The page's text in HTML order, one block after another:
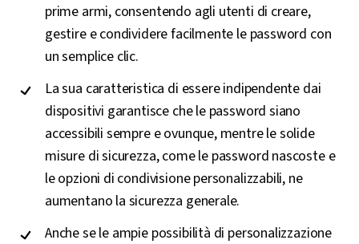
prime armi, consentendo agli utenti di creare,
gestire e condividere facilmente le password con
un semplice clic.
La sua caratteristica di essere indipendente dai
dispositivi garantisce che le password siano
accessibili sempre e ovunque, mentre le solide
misure di sicurezza, come le password nascoste e
le opzioni di condivisione personalizzabili, ne
aumentano la sicurezza generale.
Anche se le ampie possibilità di personalizzazione